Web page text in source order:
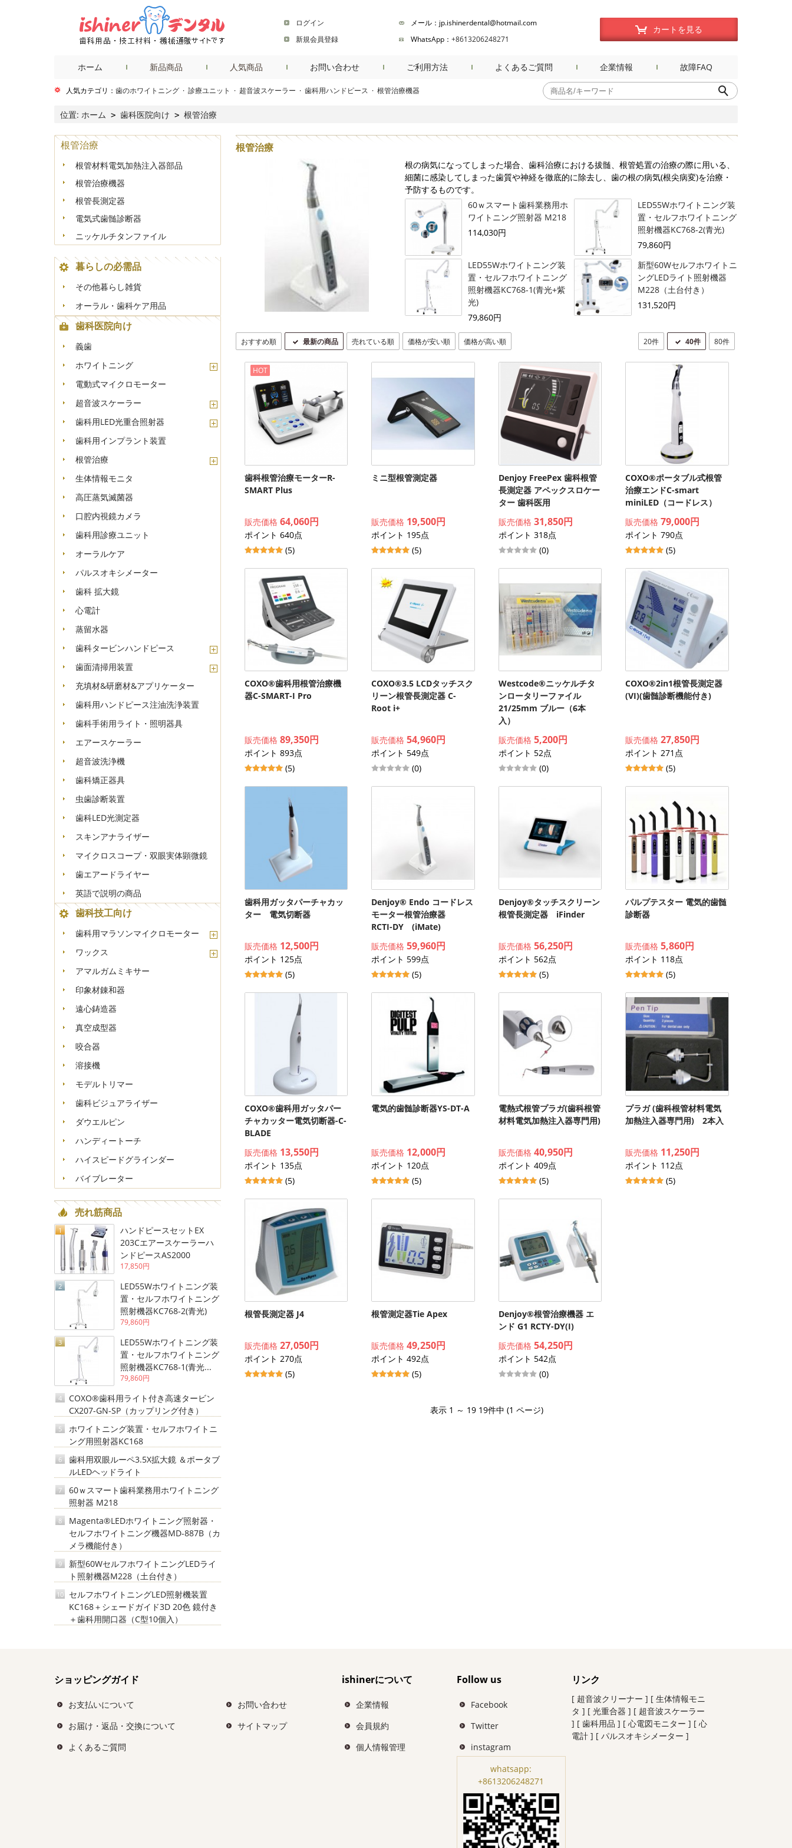
ログイン
新規会員登録
メール：jp.ishinerdental@hotmail.com
WhatsApp： +8613206248271
カートを見る
ホーム 新品商品 人気商品 お問い合わせ ご利用方法 よくあるご質問 企業情報 故障FAQ
人気カテゴリ： 歯のホワイトニング · 診療ユニット · 超音波スケーラー · 歯科用ハンドピース · 根管治療機器商品検索
位置: ホーム > 歯科医院向け > 根管治療
根管治療
根の病気になってしまった場合、歯科治療における拔髄、根管処置の治療の際に用いる、
細菌に感染してしまった歯質や神経を徹底的に除去し、歯の根の病気(根尖病変)を治療・
予防するものです。
60ｗスマート歯科業務用ホ
ワイトニング照射器 M218
114,030円
LED55Wホワイトニング装
置・セルフホワイトニング
照射機器KC768-2(青光)
79,860円
LED55Wホワイトニング装
置・セルフホワイトニング
照射機器KC768-1(青光+紫
光)
79,860円
新型60Wセルフホワイトニ
ングLEDライト照射機器
M228（土台付き）
131,520円
おすすめ順 最新の商品 売れている順 価格が安い順 価格が高い順 20件 40件 80件
HOT
歯科根管治療モーターR-
SMART Plus
販売価格 64,060円
ポイント 640点
(5)
ミニ型根管測定器
販売価格 19,500円
ポイント 195点
(5)
Denjoy FreePex 歯科根管
長測定器 アペックスロケー
ター 歯科医用
販売価格 31,850円
ポイント 318点
(0)
COXO®ポータブル式根管
治療エンドC-smart
miniLED（コードレス）
販売価格79,000円
ポイント 790点
(5)
COXO®歯科用根管治療機
器C-SMART-I Pro
販売価格 89,350円
ポイント 893点
(5)
COXO®3.5 LCDタッチスク
リーン根管長測定器 C-
Root i+
販売価格54,960円
ポイント 549点
(0)
Westcode®ニッケルチタ
ンロータリーファイル
21/25mm ブルー（6本
入）
販売価格 5,200円
ポイント 52点
(0)
COXO®2in1根管長測定器
(VI)(歯髄診断機能付き)
販売価格27,850円
ポイント 271点
(5)
歯科用ガッタパーチャカッ
ター 電気切断器
販売価格 12,500円
ポイント 125点
(5)
Denjoy® Endo コードレス
モーター根管治療器
RCTI-DY (iMate)
販売価格59,960円
ポイント 599点
(5)
Denjoy®タッチスクリーン
根管長測定器 iFinder
販売価格 56,250円
ポイント 562点
(5)
パルプテスター 電気的歯髄
診断器
販売価格5,860円
ポイント 118点
(5)
COXO®歯科用ガッタパー
チャカッター電気切断器-C-
BLADE
販売価格 13,550円
ポイント 135点
(5)
電気的歯髄診断器YS-DT-A
販売価格 12,000円
ポイント 120点
(5)
電熱式根管プラガ(歯科根管
材料電気加熱注入器専門用)
販売価格 40,950円
ポイント 409点
(5)
プラガ (歯科根管材料電気
加熱注入器専門用) 2本入
販売価格 11,250円
ポイント 112点
(5)
根管長測定器 J4
販売価格 27,050円
ポイント 270点
(5)
根管測定器Tie Apex
販売価格49,250円
ポイント 492点
(5)
Denjoy®根管治療機器 エ
ンド G1 RCTY-DY(I)
販売価格 54,250円
ポイント 542点
(0)
表示 1 ～ 19 19件中 (1 ページ)
根管治療
根管材料電気加熱注入器部品
根管治療機器
根管長測定器
電気式歯髄診断器
ニッケルチタンファイル
暮らしの必需品
その他暮らし雑貨
オーラル・歯科ケア用品
歯科医院向け
義歯
ホワイトニング
電動式マイクロモーター
超音波スケーラー
歯科用LED光重合照射器
歯科用インプラント装置
根管治療
生体情報モニタ
高圧蒸気滅菌器
口腔内視鏡カメラ
歯科用診療ユニット
オーラルケア
パルスオキシメーター
歯科 拡大鏡
心電計
蒸留水器
歯科タービンハンドピース
歯面清掃用装置
充填材&研磨材&アプリケーター
歯科用ハンドピース注油洗浄装置
歯科手術用ライト・照明器具
エアースケーラー
超音波洗浄機
歯科矯正器具
虫歯診断装置
歯科LED光測定器
スキンアナライザー
マイクロスコープ・双眼実体顕微鏡
歯エアードライヤー
英語で説明の商品
歯科技工向け
歯科用マラソンマイクロモーター
ワックス
アマルガムミキサー
印象材錬和器
遠心鋳造器
真空成型器
咬合器
溶接機
モデルトリマー
歯科ビジュアライザー
ダウエルピン
ハンディートーチ
ハイスピードグラインダー
バイブレーター
売れ筋商品
ハンドピースセットEX
203Cエアースケーラーハ
ンドピースAS2000
17,850円
1
LED55Wホワイトニング装
置・セルフホワイトニング
照射機器KC768-2(青光)
79,860円
2
LED55Wホワイトニング装
置・セルフホワイトニング
照射機器KC768-1(青光...
79,860円
3
COXO®歯科用ライト付き高速タービン
CX207-GN-SP（カップリング付き）
4
ホワイトニング装置・セルフホワイトニ
ング用照射器KC168
5
歯科用双眼ルーペ3.5X拡大鏡 ＆ポータブ
ルLEDヘッドライト
6
60ｗスマート歯科業務用ホワイトニング
照射器 M218
7
Magenta®LEDホワイトニング照射器・
セルフホワイトニング機器MD-887B（カ
メラ機能付き）
8
新型60WセルフホワイトニングLEDライ
ト照射機器M228（土台付き）
9
セルフホワイトニングLED照射機装置
KC168＋シェードガイド3D 20色 鏡付き
＋歯科用開口器（C型10個入）
10
ショッピングガイド
お支払いについて
お届け・返品・交換について
よくあるご質問
お問い合わせ
サイトマップ
ishinerについて
企業情報
会員規約
個人情報管理
Follow us
Facebook
Twitter
instagram
whatsapp:
+8613206248271
リンク
[ 超音波クリーナー ] [ 生体情報モニ
タ ] [ 光重合器 ] [ 超音波スケーラー
] [ 歯科用品 ] [ 心電図モニター ] [ 心
電計 ] [ パルスオキシメーター ]